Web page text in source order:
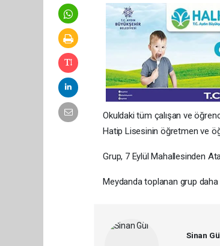
Okuldaki tüm çalışan ve
Hatip Lisesinin öğretmen ve
Grup, 7 Eylül Mahallesinden
Meydanda toplanan grup daha
Sinan